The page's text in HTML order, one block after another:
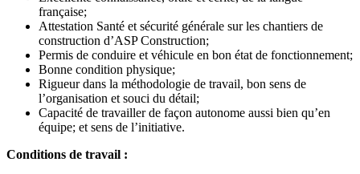
française;
Attestation Santé et sécurité générale sur les chantiers de
construction d’ASP Construction;
Permis de conduire et véhicule en bon état de fonctionnement;
Bonne condition physique;
Rigueur dans la méthodologie de travail, bon sens de
l’organisation et souci du détail;
Capacité de travailler de façon autonome aussi bien qu’en
équipe; et sens de l’initiative.
Conditions de travail :